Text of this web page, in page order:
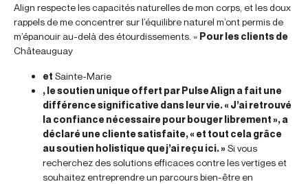
Align respecte les capacités naturelles de mon corps, et les doux
rappels de me concentrer sur l’équilibre naturel m’ont permis de
m’épanouir au-delà des étourdissements. » Pour les clients de
Châteauguay
et Sainte-Marie
, le soutien unique offert par Pulse Align a fait une
différence significative dans leur vie. « J’ai retrouvé
la confiance nécessaire pour bouger librement », a
déclaré une cliente satisfaite, « et tout cela grâce
au soutien holistique que j’ai reçu ici. » Si vous
recherchez des solutions efficaces contre les vertiges et
souhaitez entreprendre un parcours bien-être en